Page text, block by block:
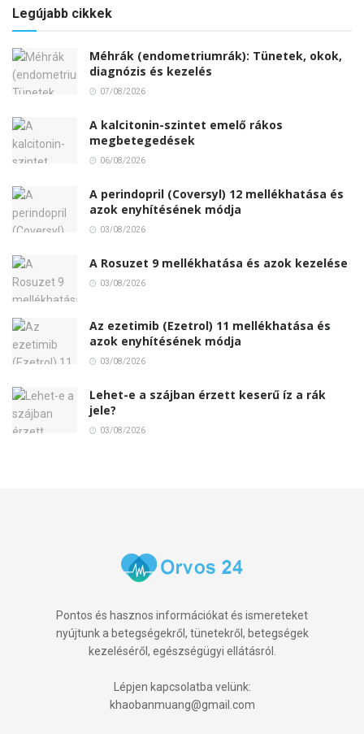
Legújabb cikkek
Méhrák (endometriumrák): Tünetek, okok,
diagnózis és kezelés
07/08/2026
A kalcitonin-szintet emelő rákos
megbetegedések
06/08/2026
A perindopril (Coversyl) 12 mellékhatása és
azok enyhítésének módja
03/08/2026
A Rosuzet 9 mellékhatása és azok kezelése
03/08/2026
Az ezetimib (Ezetrol) 11 mellékhatása és
azok enyhítésének módja
03/08/2026
Lehet-e a szájban érzett keserű íz a rák
jele?
03/08/2026
Pontos és hasznos információkat és ismereteket
nyújtunk a betegségekről, tünetekről, betegségek
kezeléséről, egészségügyi ellátásról.
Lépjen kapcsolatba velünk:
khaobanmuang@gmail.com